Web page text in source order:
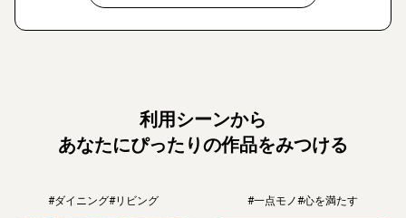
利用シーンから
あなたにぴったりの作品をみつける
#ダイニング#リビング #一点モノ#心を満たす